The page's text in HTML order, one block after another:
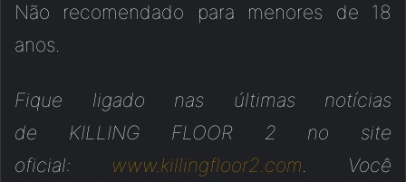
Não recomendado para menores de 18
anos.
Fique ligado nas últimas notícias
de KILLING FLOOR 2 no site
oficial: www.killingfloor2.com. Você